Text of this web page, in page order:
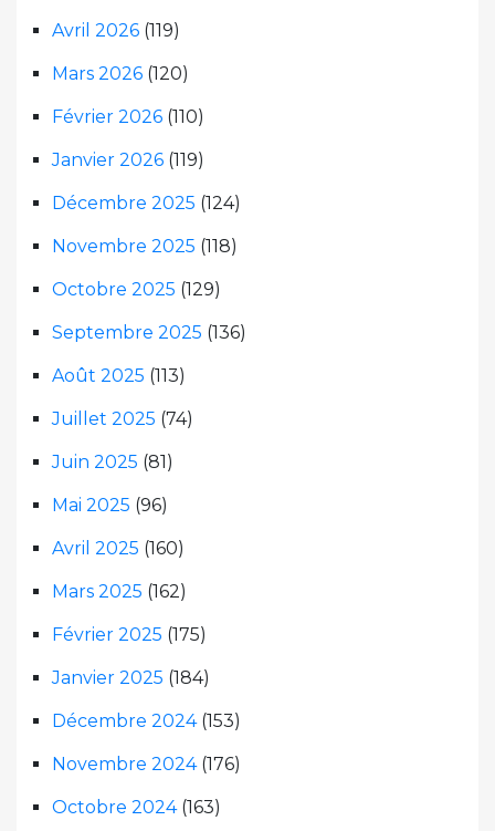
Avril 2026 (119)
Mars 2026 (120)
Février 2026 (110)
Janvier 2026 (119)
Décembre 2025 (124)
Novembre 2025 (118)
Octobre 2025 (129)
Septembre 2025 (136)
Août 2025 (113)
Juillet 2025 (74)
Juin 2025 (81)
Mai 2025 (96)
Avril 2025 (160)
Mars 2025 (162)
Février 2025 (175)
Janvier 2025 (184)
Décembre 2024(153)
Novembre 2024(176)
Octobre 2024(163)